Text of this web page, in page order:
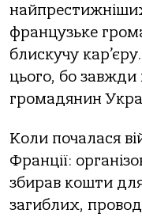
французьке
блискучу
цього, бо завжди
громадянин
Коли почалася
Франції:
збирав кошти
загиблих,